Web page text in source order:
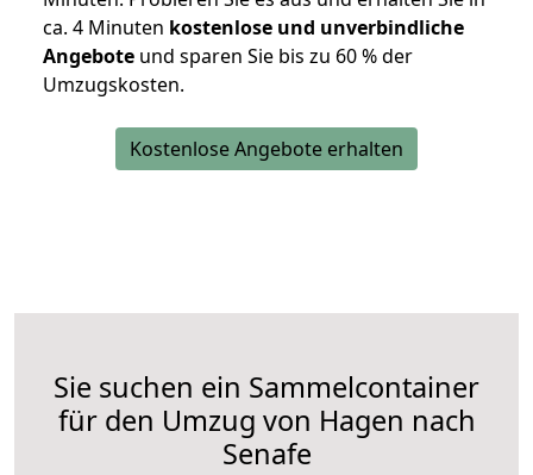
ca. 4 Minuten kostenlose und unverbindliche
Angebote und sparen Sie bis zu 60 % der
Umzugskosten.
Kostenlose Angebote erhalten
Sie suchen ein Sammelcontainer
für den Umzug von Hagen nach
Senafe